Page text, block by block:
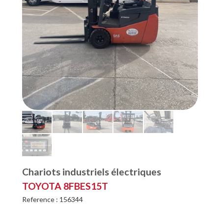
Chariots industriels électriques
TOYOTA 8FBES15T
Reference : 156344